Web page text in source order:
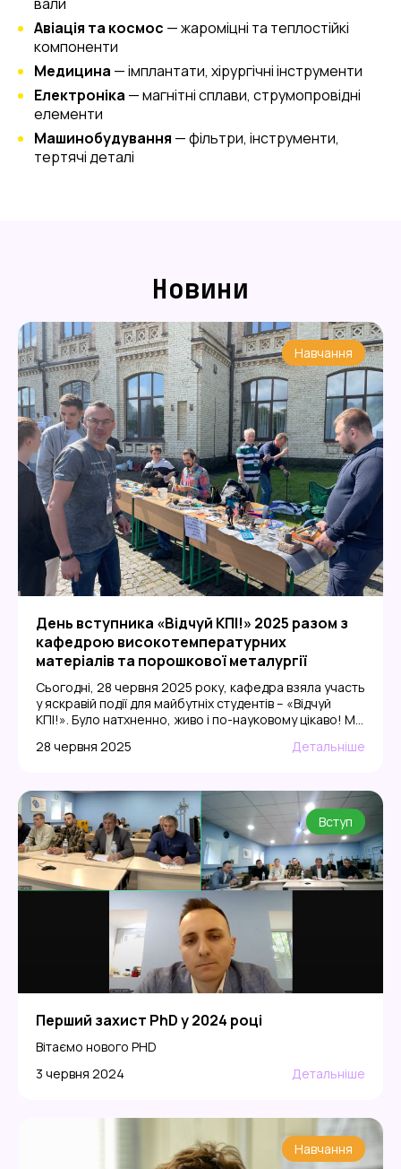
Авіація та космос — жароміцні та теплостійкі
компоненти
Медицина — імплантати, хірургічні інструменти
Електроніка — магнітні сплави, струмопровідні
елементи
Машинобудування — фільтри, інструменти,
тертячі деталі
Новини
Навчання
День вступника «Відчуй КПІ!» 2025 разом з
кафедрою високотемпературних
матеріалів та порошкової металургії
Сьогодні, 28 червня 2025 року, кафедра взяла участь
у яскравій події для майбутніх студентів – «Відчуй
КПІ!». Було натхненно, живо і по-науковому цікаво! Ми
вступників! – Більше 30 локацій – і ми серед них! –
Експонати з реальних розробок: […]
28 червня 2025 Детальніше
Вступ
Перший захист PhD у 2024 році
Вітаємо нового PHD
3 червня 2024
Детальніше
Навчання